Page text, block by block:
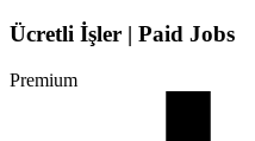
Ücretli İşler | Paid Jobs
Premium